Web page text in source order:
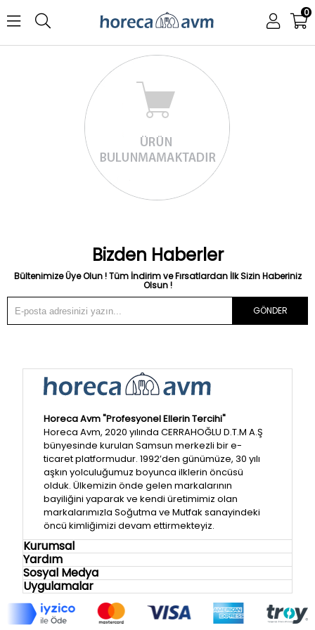
0
Bizden Haberler
Bültenimize Üye Olun ! Tüm İndirim ve Fırsatlardan İlk Sizin Haberiniz
Olsun !
GÖNDER
Horeca Avm "Profesyonel Ellerin Tercihi"
Horeca Avm, 2020 yılında CERRAHOĞLU D.T.M A.Ş
bünyesinde kurulan Samsun merkezli bir e-
ticaret platformudur. 1992’den günümüze, 30 yılı
aşkın yolculuğumuz boyunca ilklerin öncüsü
olduk. Ülkemizin önde gelen markalarının
bayiliğini yaparak ve kendi üretimimiz olan
markalarımızla Soğutma ve Mutfak sanayindeki
öncü kimliğimizi devam ettirmekteyiz.
Kurumsal
Yardım
Sosyal Medya
Uygulamalar